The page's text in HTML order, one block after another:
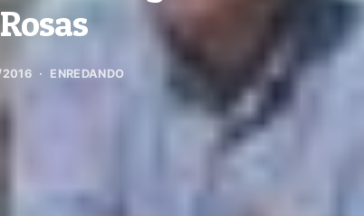
Rosas
ENREDANDO